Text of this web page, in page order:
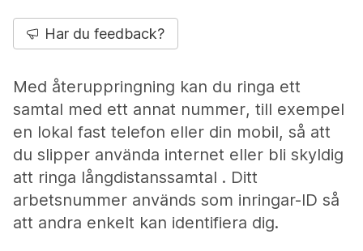
Har du feedback?
Med återuppringning kan du ringa ett
samtal med ett annat nummer, till exempel
en lokal fast telefon eller din mobil, så att
du slipper använda internet eller bli skyldig
att ringa långdistanssamtal . Ditt
arbetsnummer används som inringar-ID så
att andra enkelt kan identifiera dig.